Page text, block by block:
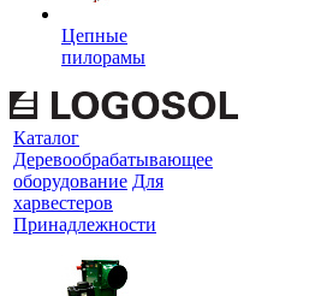
Цепные
пилорамы
Каталог
Деревообрабатывающее
оборудование Для
харвестеров
Принадлежности